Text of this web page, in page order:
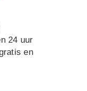
24 uur
en